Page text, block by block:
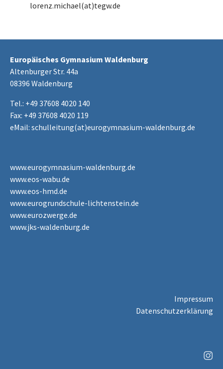
lorenz.michael(at)tegw.de
Europäisches Gymnasium Waldenburg
Altenburger Str. 44a
08396 Waldenburg
Tel.: +49 37608 4020 140
Fax: +49 37608 4020 119
eMail: schulleitung(at)eurogymnasium-waldenburg.de
www.eurogymnasium-waldenburg.de
www.eos-wabu.de
www.eos-hmd.de
www.eurogrundschule-lichtenstein.de
www.eurozwerge.de
www.jks-waldenburg.de
Impressum
Datenschutzerklärung